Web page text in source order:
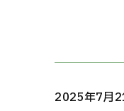
2025年7月